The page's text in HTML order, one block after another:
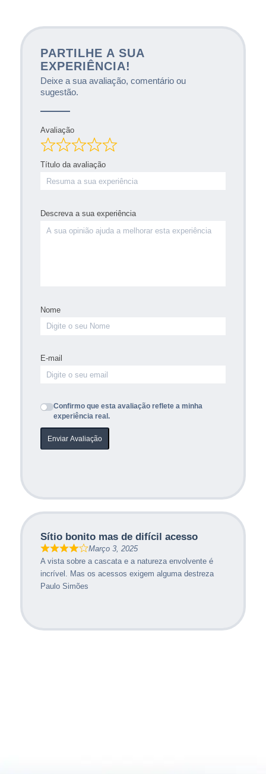
PARTILHE A SUA
EXPERIÊNCIA!
Deixe a sua avaliação, comentário ou
sugestão.
Avaliação
Título da avaliação
Descreva a sua experiência
Nome
E-mail
Confirmo que esta avaliação reflete a minha
experiência real.
Enviar Avaliação
Sítio bonito mas de difícil acesso
Março 3, 2025
A vista sobre a cascata e a natureza envolvente é
incrível. Mas os acessos exigem alguma destreza
Paulo Simões